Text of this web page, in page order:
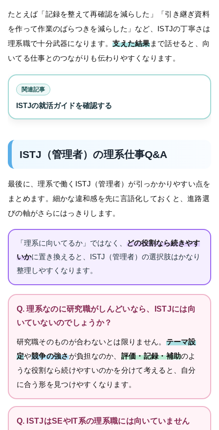
たとえば「記録を整えて再確認を減らした」「引き継ぎ資料
を作って作業のばらつきを減らした」など、ISTJの丁寧さは
理系職で十分武器になります。支えた結果まで話せると、向
いてる仕事とのつながりも伝わりやすくなります。
関連記事
ISTJの就活ガイドを確認する
ISTJ（管理者）の理系仕事Q&A
最後に、理系で働くISTJ（管理者）が引っかかりやすい点を
まとめます。細かな違和感を先に言語化しておくと、進路選
びの軸がさらにはっきりします。
「理系に向いてるか」ではなく、 どの役割なら続きやす
いかに置き換えると、ISTJ（管理者）の選択肢はかなり
整理しやすくなります。
Q. 理系なのに研究職がしんどいなら、ISTJには向
いていないのでしょうか？
研究職そのものが合わないとは限りません。 テーマ設
定や競争の強さが負担なのか、 評価・記録・補助のよ
うな役割なら続けやすいのかを分けて考えると、自分
に合う形を見つけやすくなります。
Q. ISTJはSEやIT系の理系職には向いていません